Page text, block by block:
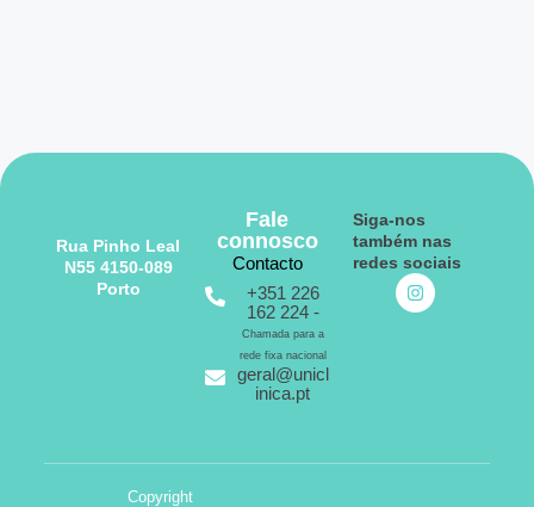
Rua Pinho Leal
N55 4150-089
Porto
Fale
connosco
Contacto
+351 226
162 224 -
Chamada para a
rede fixa nacional
geral@unicl
inica.pt
Siga-nos
também nas
redes sociais
Copyright